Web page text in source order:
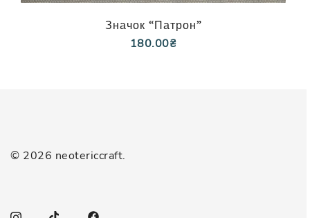
Значок “Патрон”
180.00₴
© 2026 neotericcraft.